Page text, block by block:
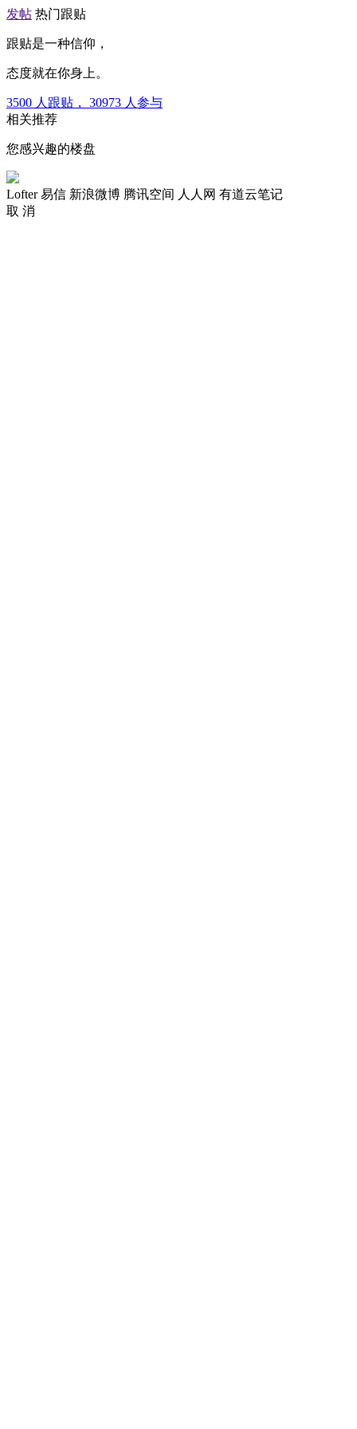
发帖 热门跟贴
跟贴是一种信仰，
态度就在你身上。
3500 人跟贴， 30973 人参与
相关推荐
您感兴趣的楼盘
Lofter 易信 新浪微博 腾讯空间 人人网 有道云笔记
取 消